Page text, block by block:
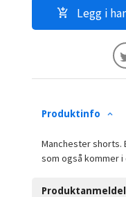
Legg i
Produktinfo
Manchester shorts.
som også kommer